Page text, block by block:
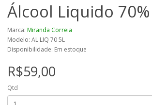
Álcool Liquido
Marca: Miranda Correia
Modelo: AL LIQ 70 5L
Disponibilidade: Em estoque
R$59,00
Qtd